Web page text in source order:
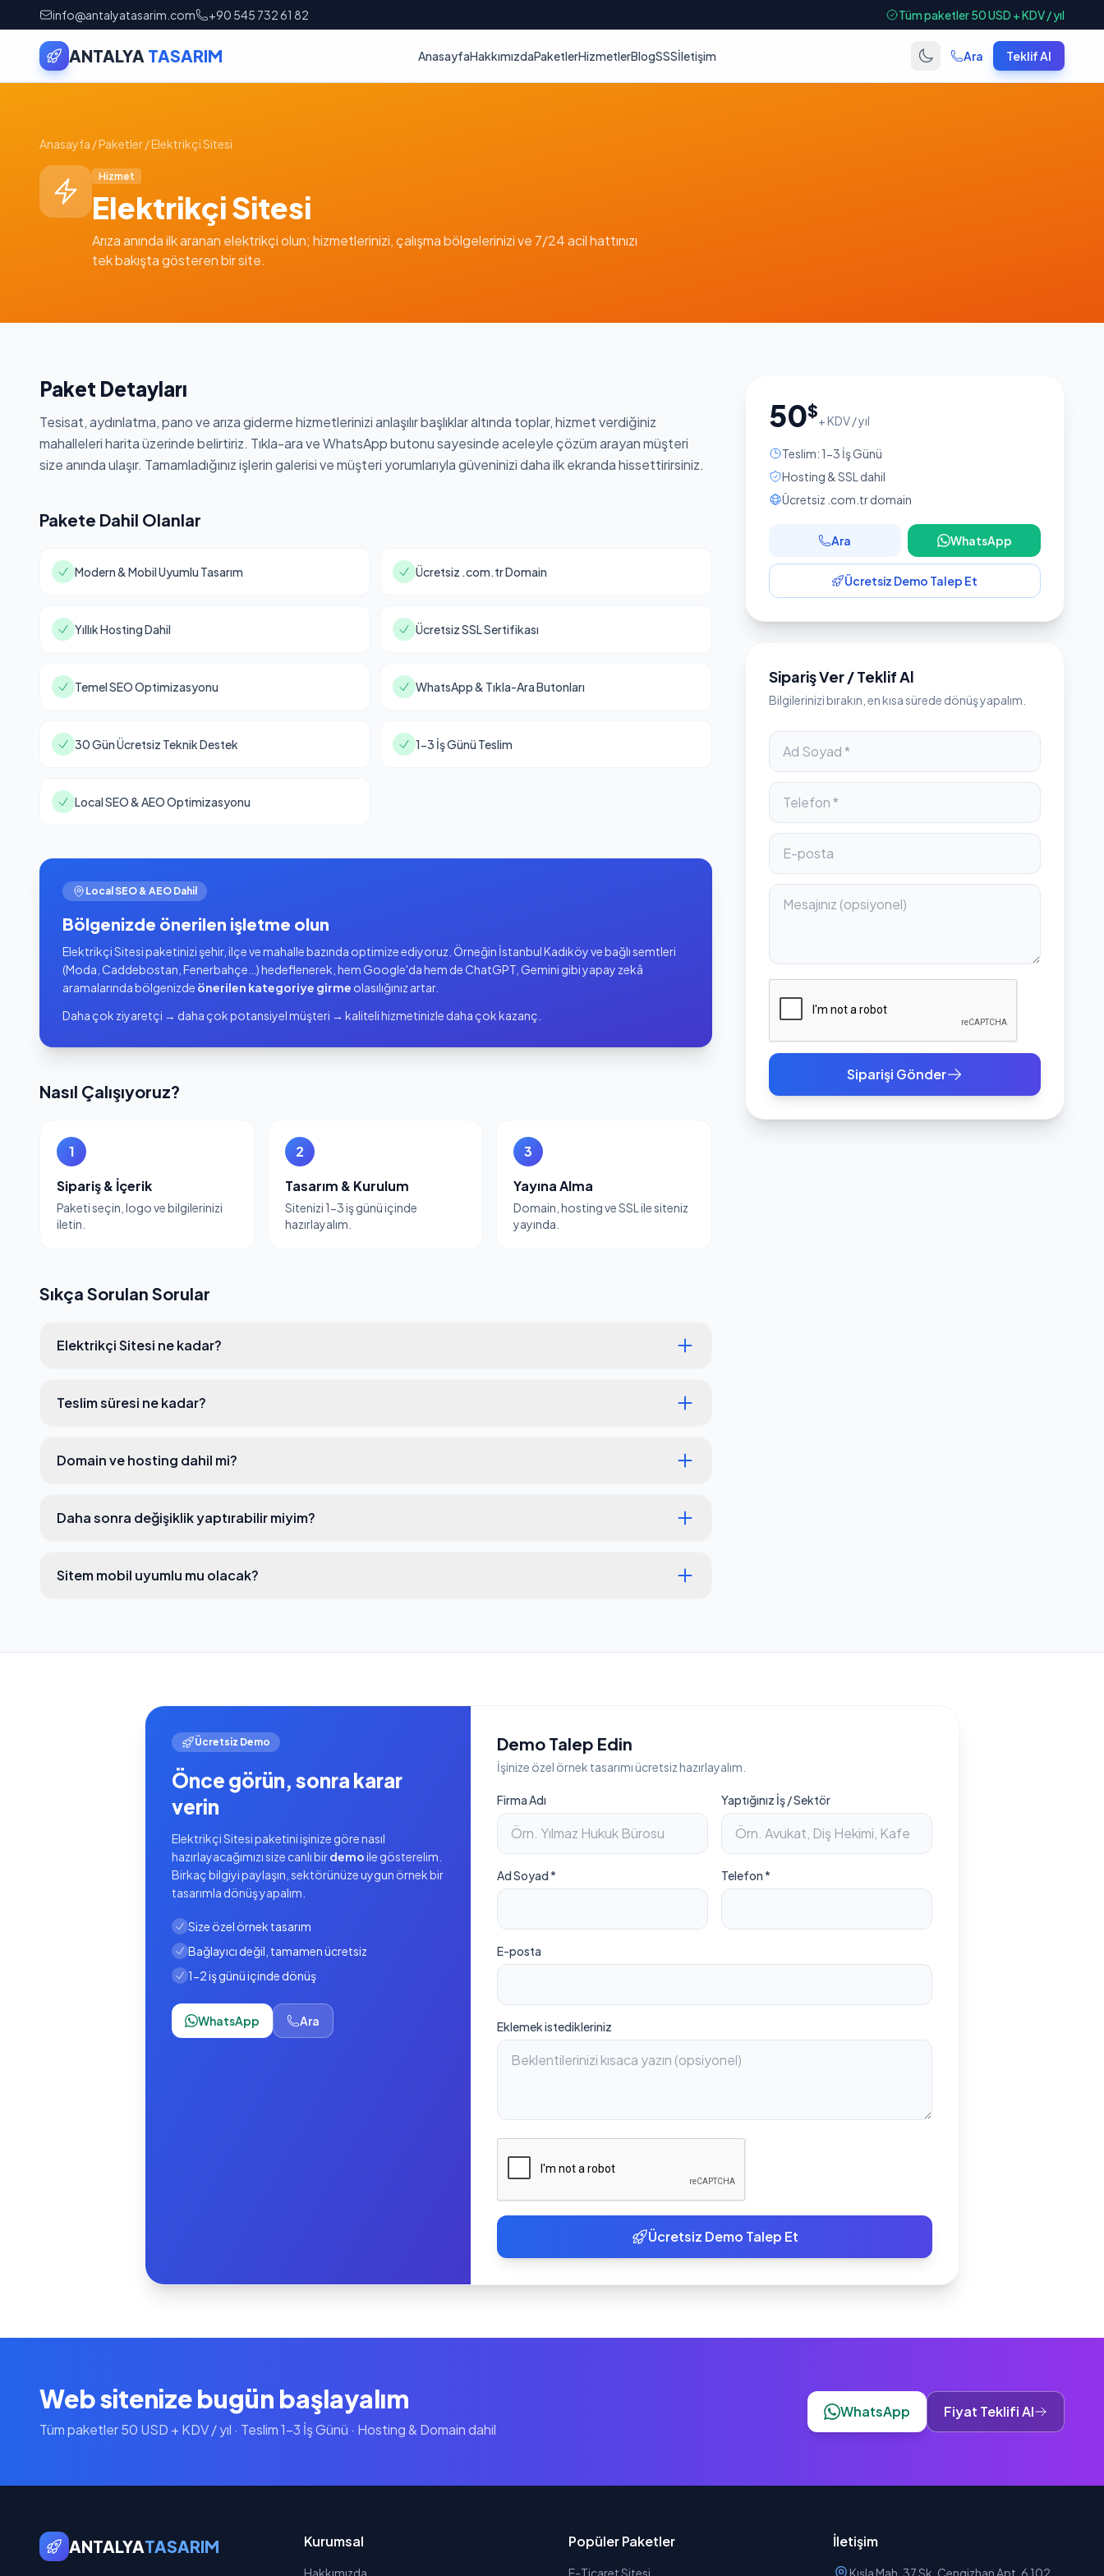
info@antalyatasarim.com +90 545 732 61 82 Tüm paketler 50 USD + KDV / yıl
ANTALYA TASARIM AnasayfaHakkımızdaPaketlerHizmetlerBlogSSSİletişim Ara Teklif Al
Anasayfa /Paketler/Elektrikçi Sitesi
Hizmet
Elektrikçi Sitesi
Arıza anında ilk aranan elektrikçi olun; hizmetlerinizi, çalışma bölgelerinizi ve 7/24 acil hattınızı
tek bakışta gösteren bir site.
Paket Detayları
Tesisat, aydınlatma, pano ve arıza giderme hizmetlerinizi anlaşılır başlıklar altında toplar, hizmet verdiğiniz
mahalleleri harita üzerinde belirtiriz. Tıkla-ara ve WhatsApp butonu sayesinde aceleyle çözüm arayan müşteri
size anında ulaşır. Tamamladığınız işlerin galerisi ve müşteri yorumlarıyla güveninizi daha ilk ekranda hissettirirsiniz.
Pakete Dahil Olanlar
Modern & Mobil Uyumlu Tasarım Ücretsiz .com.tr Domain
Yıllık Hosting Dahil Ücretsiz SSL Sertifikası
Temel SEO Optimizasyonu WhatsApp & Tıkla-Ara Butonları
30 Gün Ücretsiz Teknik Destek 1-3 İş Günü Teslim
Local SEO & AEO Optimizasyonu
Local SEO & AEO Dahil
Bölgenizde önerilen işletme olun
Elektrikçi Sitesi paketinizi şehir, ilçe ve mahalle bazında optimize ediyoruz. Örneğin İstanbul Kadıköy ve bağlı semtleri
(Moda, Caddebostan, Fenerbahçe…) hedeflenerek, hem Google'da hem de ChatGPT, Gemini gibi yapay zekâ
aramalarında bölgenizde önerilen kategoriye girme olasılığınız artar.
Daha çok ziyaretçi → daha çok potansiyel müşteri → kaliteli hizmetinizle daha çok kazanç.
Nasıl Çalışıyoruz?
1
Sipariş & İçerik
Paketi seçin, logo ve bilgilerinizi
iletin.
2
Tasarım & Kurulum
Sitenizi 1-3 iş günü içinde
hazırlayalım.
3
Yayına Alma
Domain, hosting ve SSL ile siteniz
yayında.
Sıkça Sorulan Sorular
Elektrikçi Sitesi ne kadar?
Teslim süresi ne kadar?
Domain ve hosting dahil mi?
Daha sonra değişiklik yaptırabilir miyim?
Sitem mobil uyumlu mu olacak?
50$+ KDV / yıl
Teslim: 1-3 İş Günü
Hosting & SSL dahil
Ücretsiz .com.tr domain
Ara WhatsApp
Ücretsiz Demo Talep Et
Sipariş Ver / Teklif Al
Bilgilerinizi bırakın, en kısa sürede dönüş yapalım.
Siparişi Gönder
Ücretsiz Demo
Önce görün, sonra karar
verin
Elektrikçi Sitesi paketini işinize göre nasıl
hazırlayacağımızı size canlı birdemoile gösterelim.
Birkaç bilgiyi paylaşın, sektörünüze uygun örnek bir
tasarımla dönüş yapalım.
Size özel örnek tasarım
Bağlayıcı değil, tamamen ücretsiz
1-2 iş günü içinde dönüş
WhatsApp Ara
Demo Talep Edin
İşinize özel örnek tasarımı ücretsiz hazırlayalım.
Firma Adı Yaptığınız İş / Sektör
Ad Soyad * Telefon *
E-posta
Eklemek istedikleriniz
Ücretsiz Demo Talep Et
Web sitenize bugün başlayalım
Tüm paketler 50 USD + KDV / yıl · Teslim 1-3 İş Günü · Hosting & Domain dahil
WhatsApp Fiyat Teklifi Al
ANTALYATASARIM Kurumsal
Hakkımızda
Popüler Paketler
E-Ticaret Sitesi
İletişim
Kışla Mah. 37 Sk. Cengizhan Apt. 6 102